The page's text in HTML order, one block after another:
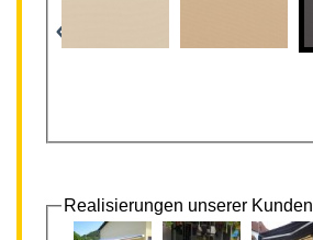
‹
Realisierungen unserer Kunden